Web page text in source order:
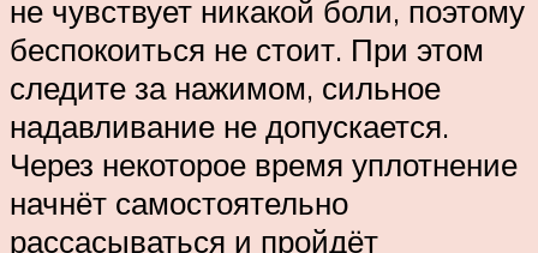
не чувствует никакой боли, поэтому
беспокоиться не стоит. При этом
следите за нажимом, сильное
надавливание не допускается.
Через некоторое время уплотнение
начнёт самостоятельно
рассасываться и пройдёт